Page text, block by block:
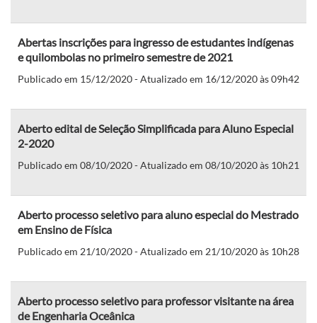
Abertas inscrições para ingresso de estudantes indígenas
e quilombolas no primeiro semestre de 2021
Publicado em 15/12/2020 - Atualizado em 16/12/2020 às 09h42
Aberto edital de Seleção Simplificada para Aluno Especial
2-2020
Publicado em 08/10/2020 - Atualizado em 08/10/2020 às 10h21
Aberto processo seletivo para aluno especial do Mestrado
em Ensino de Física
Publicado em 21/10/2020 - Atualizado em 21/10/2020 às 10h28
Aberto processo seletivo para professor visitante na área
de Engenharia Oceânica